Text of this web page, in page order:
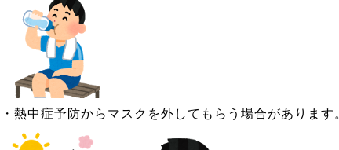
・熱中症予防からマスクを外してもらう場合があります